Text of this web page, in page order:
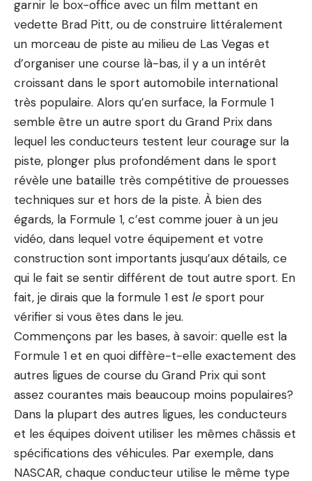
garnir le box-office avec un film mettant en
vedette Brad Pitt, ou de construire littéralement
un morceau de piste au milieu de Las Vegas et
d’organiser une course là-bas, il y a un intérêt
croissant dans le sport automobile international
très populaire. Alors qu’en surface, la Formule 1
semble être un autre sport du Grand Prix dans
lequel les conducteurs testent leur courage sur la
piste, plonger plus profondément dans le sport
révèle une bataille très compétitive de prouesses
techniques sur et hors de la piste. À bien des
égards, la Formule 1, c’est comme jouer à un jeu
vidéo, dans lequel votre équipement et votre
construction sont importants jusqu’aux détails, ce
qui le fait se sentir différent de tout autre sport. En
fait, je dirais que la formule 1 est le sport pour
vérifier si vous êtes dans le jeu.
Commençons par les bases, à savoir: quelle est la
Formule 1 et en quoi diffère-t-elle exactement des
autres ligues de course du Grand Prix qui sont
assez courantes mais beaucoup moins populaires?
Dans la plupart des autres ligues, les conducteurs
et les équipes doivent utiliser les mêmes châssis et
spécifications des véhicules. Par exemple, dans
NASCAR, chaque conducteur utilise le même type